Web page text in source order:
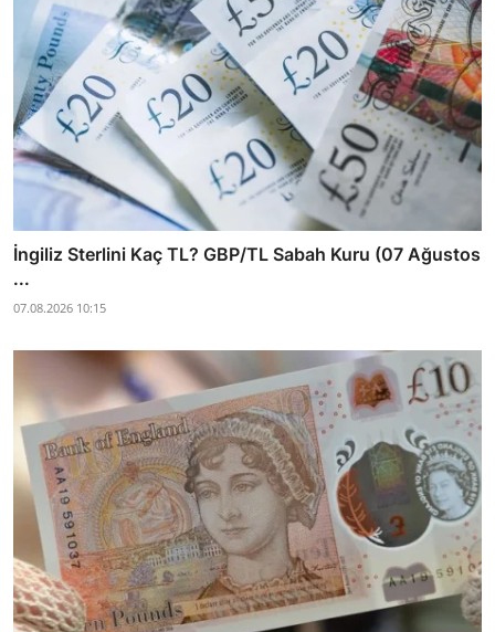
İngiliz Sterlini Kaç TL? GBP/TL Sabah Kuru (07 Ağustos
...
07.08.2026 10:15